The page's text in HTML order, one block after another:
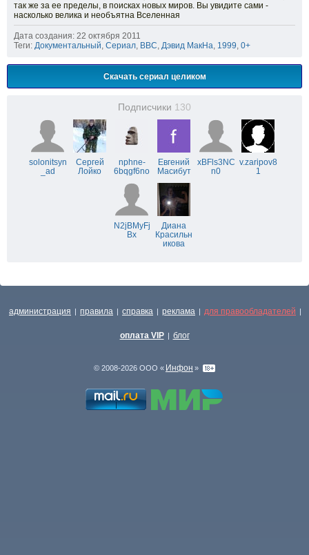
так же за ее пределы, в поисках новых миров. Вы увидите сами -
насколько велика и необъятна Вселенная
Дата создания: 22 октября 2011
Теги: Документальный, Сериал, BBC, Дэвид МакНа, 1999, 0+
Скачать сериал целиком
Подписчики 130
solonitsyn
_ad
Сергей
Лойко
nphne-
6bqgf6no
Евгений
Масибут
xBFls3NC
n0
v.zaripov8
1
N2jBMyFj
Bx
Диана
Красильн
икова
администрация | правила | справка | реклама | для правообладателей |
оплата VIP | блог
© 2008-2026 ООО « Инфон »